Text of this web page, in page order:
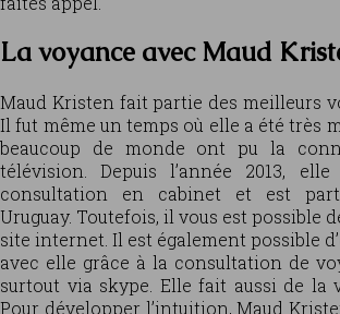
La voyance avec Maud
Maud Kristen fait partie des meilleurs
Il fut même un temps où elle a été très
beaucoup de monde ont pu la
télévision. Depuis l’année 2013,
consultation en cabinet et est
Uruguay. Toutefois, il vous est possible
site internet. Il est également possible
avec elle grâce à la consultation de
surtout via skype. Elle fait aussi de la
Pour développer l’intuition, Maud